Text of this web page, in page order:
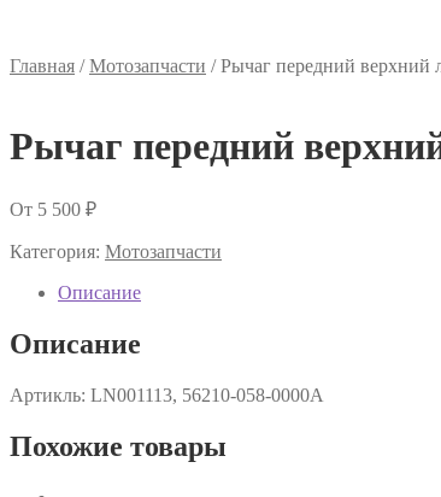
Главная /Мотозапчасти /Рычаг передний верхний
Рычаг передний
От 5 500 ₽
Категория: Мотозапчасти
Описание
Описание
Артикль: LN001113, 56210-058-0000A
Похожие товары